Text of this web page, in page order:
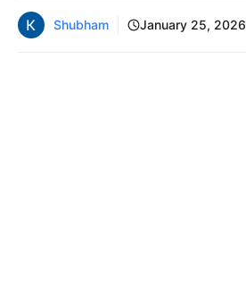
Shubham January 25, 2026